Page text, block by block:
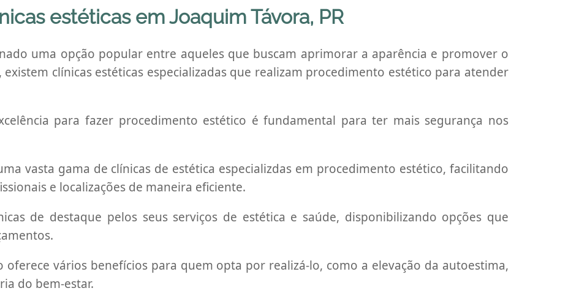
estéticas em Joaquim Távora, PR
uma opção popular entre aqueles que buscam aprimorar a aparência e promover o
existem clínicas estéticas especializadas que realizam procedimento estético para atender
para fazer procedimento estético é fundamental para ter mais segurança nos
vasta gama de clínicas de estética especializdas em procedimento estético, facilitando
e localizações de maneira eficiente.
de destaque pelos seus serviços de estética e saúde, disponibilizando opções que
vários benefícios para quem opta por realizá-lo, como a elevação da autoestima,
do bem-estar.